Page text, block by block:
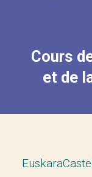
Cours
et de
Euskara